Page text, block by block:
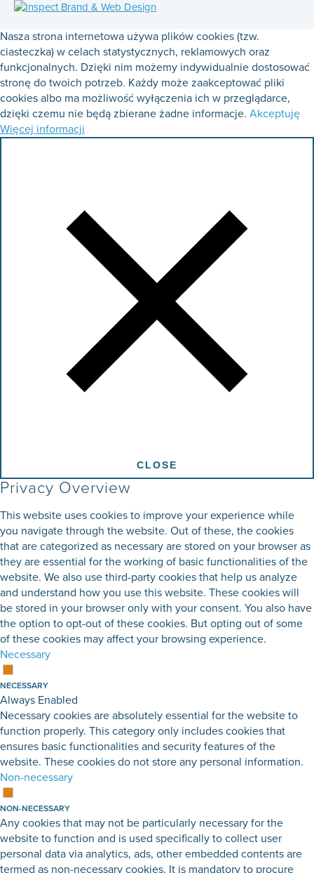
Nasza strona internetowa używa plików cookies (tzw.
ciasteczka) w celach statystycznych, reklamowych oraz
funkcjonalnych. Dzięki nim możemy indywidualnie dostosować
stronę do twoich potrzeb. Każdy może zaakceptować pliki
cookies albo ma możliwość wyłączenia ich w przeglądarce,
dzięki czemu nie będą zbierane żadne informacje. Akceptuję
Więcej informacji
CLOSE
Privacy Overview
This website uses cookies to improve your experience while
you navigate through the website. Out of these, the cookies
that are categorized as necessary are stored on your browser as
they are essential for the working of basic functionalities of the
website. We also use third-party cookies that help us analyze
and understand how you use this website. These cookies will
be stored in your browser only with your consent. You also have
the option to opt-out of these cookies. But opting out of some
of these cookies may affect your browsing experience.
Necessary
NECESSARY
Always Enabled
Necessary cookies are absolutely essential for the website to
function properly. This category only includes cookies that
ensures basic functionalities and security features of the
website. These cookies do not store any personal information.
Non-necessary
NON-NECESSARY
Any cookies that may not be particularly necessary for the
website to function and is used specifically to collect user
personal data via analytics, ads, other embedded contents are
termed as non-necessary cookies. It is mandatory to procure